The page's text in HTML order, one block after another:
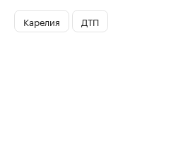
Карелия ДТП